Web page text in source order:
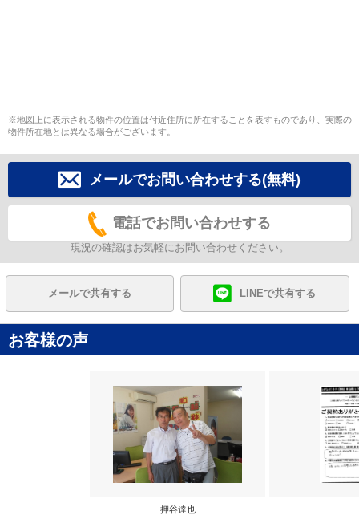
※地図上に表示される物件の位置は付近住所に所在することを表すものであり、実際の
物件所在地とは異なる場合がございます。
メールでお問い合わせする(無料)
電話でお問い合わせする
現況の確認はお気軽にお問い合わせください。
メールで共有する LINEで共有する
お客様の声
押谷達也